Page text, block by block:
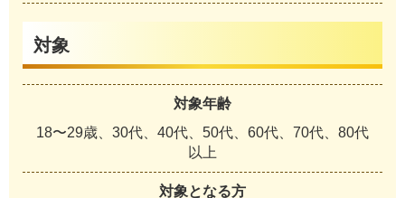
対象
対象年齢
18〜29歳、30代、40代、50代、60代、70代、80代
以上
対象となる方